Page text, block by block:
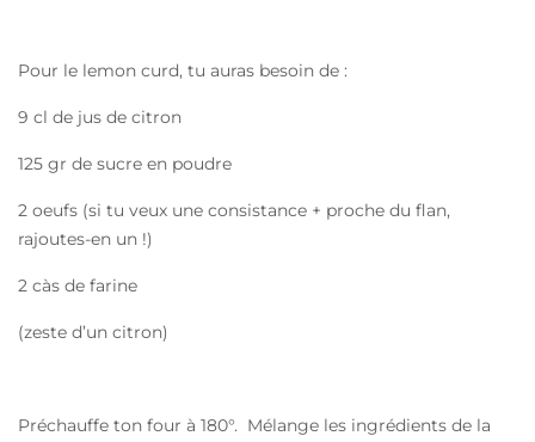
Pour le lemon curd, tu auras besoin de :
9 cl de jus de citron
125 gr de sucre en poudre
2 oeufs (si tu veux une consistance + proche du flan,
rajoutes-en un !)
2 càs de farine
(zeste d’un citron)
Préchauffe ton four à 180°. Mélange les ingrédients de la